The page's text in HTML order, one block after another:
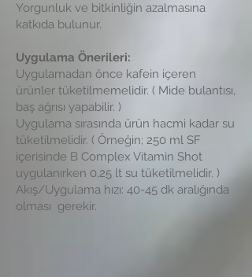
Yorgunluk ve bitkinliğin azalmasına
katkıda bulunur.
Uygulama Önerileri:
Uygulamadan önce kafein içeren
ürünler tüketilmemelidir. ( Mide bulantısı,
baş ağrısı yapabilir. )
Uygulama sırasında ürün hacmi kadar su
tüketilmelidir. ( Örneğin; 250 ml SF
içerisinde B Complex Vitamin Shot
uygulanırken 0,25 lt su tüketilmelidir. )
Akış/Uygulama hızı: 40-45 dk aralığında
olması gerekir.